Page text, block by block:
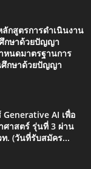
กสูตรการดำเนินงาน
กษาด้วยปัญญา
หนดมาตรฐานการ
ศึกษาด้วยปัญญา
AI เพื่อ
ศาสตร์ รุ่นที่ 3 ผ่าน
. (วันที่รับสมัคร...